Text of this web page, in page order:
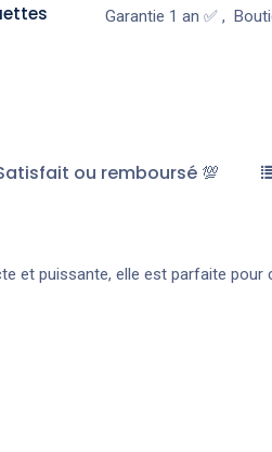
Garantie 1 an ✅,
ou remboursé 💯
et puissante, elle est parfaite